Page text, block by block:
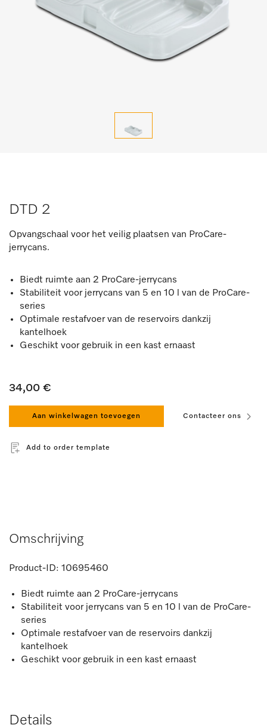
DTD 2
Opvangschaal voor het veilig plaatsen van ProCare-
jerrycans.
Biedt ruimte aan 2 ProCare-jerrycans
Stabiliteit voor jerrycans van 5 en 10 l van de ProCare-
series
Optimale restafvoer van de reservoirs dankzij
kantelhoek
Geschikt voor gebruik in een kast ernaast
34,00 €
Aan winkelwagen toevoegen Contacteer ons
Add to order template
Omschrijving
Product-ID: 10695460
Biedt ruimte aan 2 ProCare-jerrycans
Stabiliteit voor jerrycans van 5 en 10 l van de ProCare-
series
Optimale restafvoer van de reservoirs dankzij
kantelhoek
Geschikt voor gebruik in een kast ernaast
Details